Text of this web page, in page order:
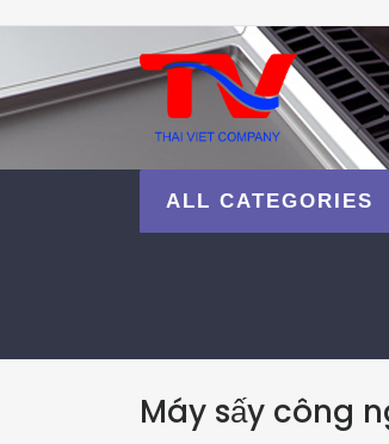
ALL CATEGORIES
Máy sấy công